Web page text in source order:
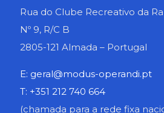
Rua do Clube Recreativo da
Nº 9, R/C B
2805-121 Almada – Portugal
E: geral@modus-operandi.pt
T: +351 212 740 664
(chamada para a rede fixa